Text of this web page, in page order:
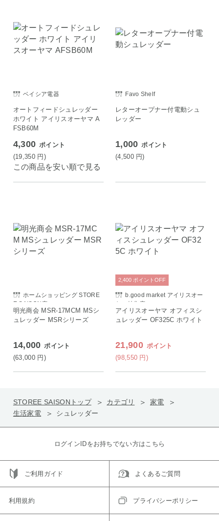
ベイシア電器
オートフィードシュレッダー
ホワイト アイリスオーヤマ A
FSB60M
4,300 ポイント
(19,350 円)
この商品を安い順で見る
Favo Shelf
レターオープナー付電動シュ
レッダー
1,000 ポイント
(4,500 円)
ホームショッピング STORE
E SAISON店
明光商会 MSR-17MCM MSシ
ュレッダー MSRシリーズ
14,000 ポイント
(63,000 円)
b.good market アイリスオー
ヤマ特集店
アイリスオーヤマ オフィスシ
ュレッダー OF325C ホワイト
21,900 ポイント
(98,550 円)
2,400 ポイント OFF
STOREE SAISONトップ カテゴリ
家電
生活家電
シュレッダー
ログインIDをお持ちでない方はこちら
ご利用ガイド よくあるご質問
利用規約 プライバシーポリシー